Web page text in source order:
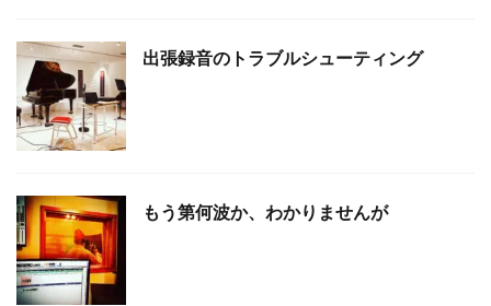
出張録音のトラブルシューティング
もう第何波か、わかりませんが